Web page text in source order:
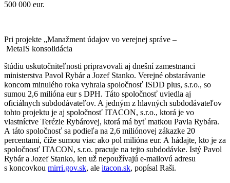
500 000 eur.
Pri projekte „Manažment údajov vo verejnej správe –
MetaIS konsolidácia
štúdiu uskutočniteľnosti pripravovali aj dnešní zamestnanci
ministerstva Pavol Rybár a Jozef Stanko. Verejné obstarávanie
koncom minulého roka vyhrala spoločnosť ISDD plus, s.r.o., so
sumou 2,6 milióna eur s DPH. Táto spoločnosť uviedla aj
oficiálnych subdodávateľov. A jedným z hlavných subdodávateľov
tohto projektu je aj spoločnosť ITACON, s.r.o., ktorá je vo
vlastníctve Terézie Rybárovej, ktorá má byť matkou Pavla Rybára.
A táto spoločnosť sa podieľa na 2,6 miliónovej zákazke 20
percentami, čiže sumou viac ako pol milióna eur. A hádajte, kto je za
spoločnosť ITACON, s.r.o. pracuje na tejto subdodávke. Istý Pavol
Rybár a Jozef Stanko, len už nepoužívajú e-mailovú adresu
s koncovkou mirri.gov.sk, ale itacon.sk, popísal Raši.